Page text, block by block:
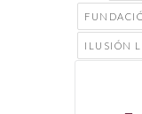
ILUSIÓN